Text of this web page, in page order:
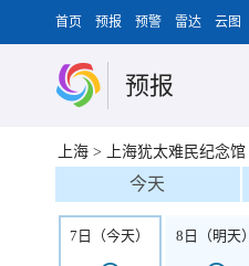
首页 预报 预警 雷达 云图
预报
上海 > 上海犹太难民纪念馆
今天
7日（今天） 8日（明天）